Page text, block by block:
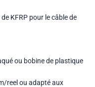
KFRP pour le câble de
ou bobine de plastique
reel ou adapté aux